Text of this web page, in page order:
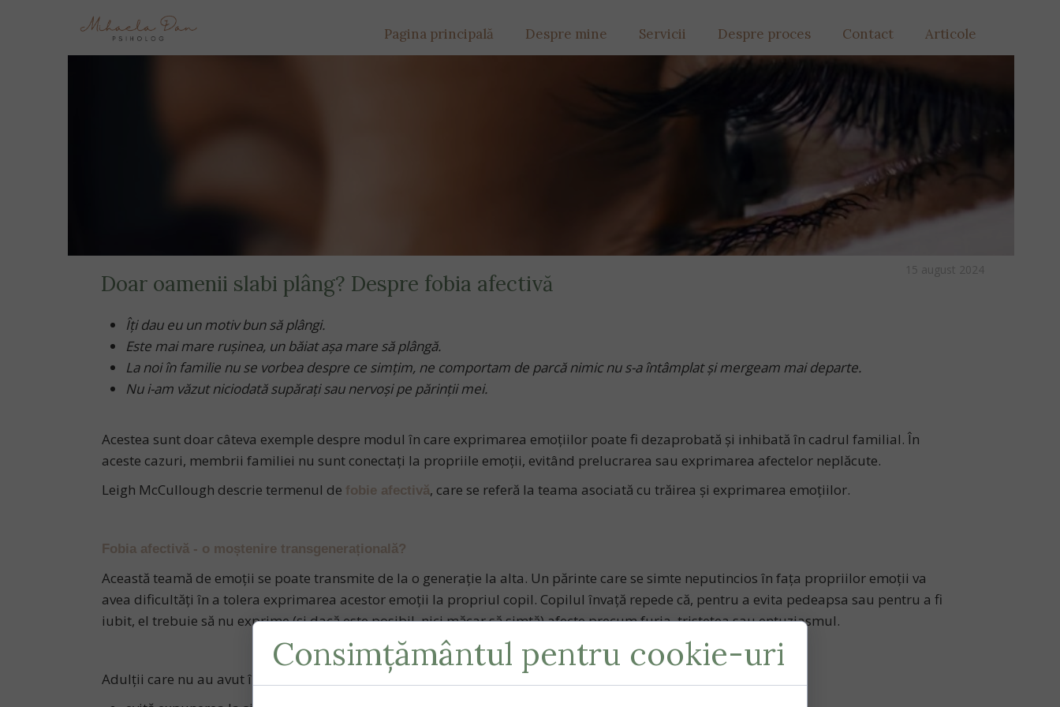
Pagina principală Despre mine Servicii Despre proces Contact Articole
15 august 2024
Doar oamenii slabi plâng? Despre fobia afectivă
Îţi dau eu un motiv bun să plângi.
Este mai mare ruşinea, un băiat aşa mare să plângă.
La noi în familie nu se vorbea despre ce simţim, ne comportam de parcă nimic nu s-a întâmplat și mergeam mai departe.
Nu i-am văzut niciodată supăraţi sau nervoşi pe părinţii mei.
Acestea sunt doar câteva exemple despre modul în care exprimarea emoțiilor poate fi dezaprobată și inhibată în cadrul familial. În
aceste cazuri, membrii familiei nu sunt conectați la propriile emoții, evitând prelucrarea sau exprimarea afectelor neplăcute.
Leigh McCullough descrie termenul de fobie afectivă, care se referă la teama asociată cu trăirea şi exprimarea emoţiilor.
Fobia afectivă - o moștenire transgenerațională?
Această teamă de emoții se poate transmite de la o generație la alta. Un părinte care se simte neputincios în fața propriilor emoții va
avea dificultăți în a tolera exprimarea acestor emoții la propriul copil. Copilul învaţă repede că, pentru a evita pedeapsa sau pentru a fi
iubit, el trebuie să nu exprime (şi dacă este posibil, nici măcar să simtă) afecte precum furia, tristeţea sau entuziasmul.
Adulții care nu au avut în copilărie un model sănătos de exprimare a propriilor emoții:
Consimțământul pentru cookie-uri